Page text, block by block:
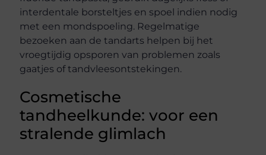
interdentale borsteltjes en spoel indien nodig
met een mondspoeling. Regelmatige
bezoeken aan de tandarts helpen bij het
vroegtijdig opsporen van problemen zoals
gaatjes of tandvleesontstekingen.
Cosmetische
tandheelkunde: voor een
stralende glimlach